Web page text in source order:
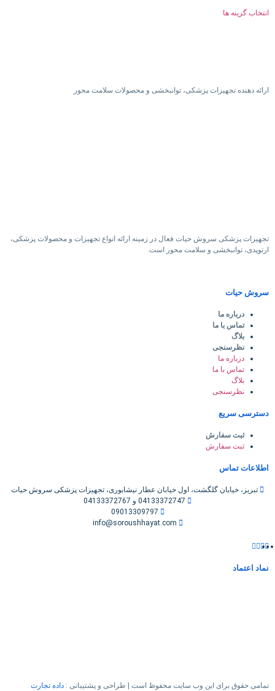
انتخاب گزینه ها
ارائه دهنده تجهیزات پزشکی، توانبخشی و محصولات سلامت محور
تجهیزات پزشکی سروش حیات فعال در زمینه ارائه انواع تجهیزات و محصولات پزشکی،
ارتوپدی، توانبخشی و سلامت محور است.
سروش حیات
درباره ما
تماس با ما
بلاگ
نظرسنجی
درباره ما
تماس با ما
بلاگ
نظرسنجی
دسترسی سریع
ثبت سفارش
ثبت سفارش
اطلاعات تماس
تبریز، خیابان گلگشت، اول خیابان عطار نیشابوری، تجهیزات پزشکی سروش حیات
04133372747 و 04133372767
09013309797
info@soroushhayat.com
نماد اعتماد
تمامی حقوق برای این وب سایت محفوظ است | طراحی و پشتیبانی : داده تجارت